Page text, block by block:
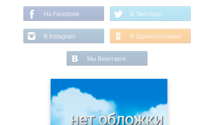
На Facebook В Твиттере
В Instagram В Одноклассниках
Мы Вконтакте